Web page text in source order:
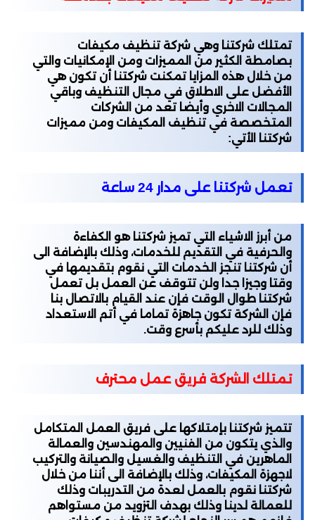
تمتلك شركتنا وهي شركة تنظيف مكيفات
بصامطة الكثير من المميزات ومن الإمكانيات والتي
من خلال هذه المزايا تمكنت شركتنا أن تكون هي
الأفضل على الاطلاق في مجال التنظيف وباقي
المجالات الاخري وأيضا تعد من الشركات
المتخصصة في تنظيف المكيفات ومن مميزات
شركتنا الأتي:
تعمل شركتنا على مدار 24 ساعة
من أبرز الاشياء التي تميز شركتنا هو الكفاءة
والحرفية في التقديم للخدمات، وذلك بالإضافة الى
أن شركتنا تنجز الخدمات التي نقوم بتقديمها في
وقتا وجيزا جدا ولن تتوقف عن العمل بل تعمل
شركتنا طوال الوقت فإن عند القيام بالاتصال بنا
فإن الشركة تكون جاهزة تماما في أتم الاستعداد
وذلك للرد عليكم بأسرع وقت.
تمتلك الشركة فريق عمل محترف
تتميز شركتنا بإمتلاكها على فريق العمل المتكامل
والذي يتكون من الفنيين والمهندسين والعمالة
الماهرين في التنظيف والغسيل والصيانة والتركيب
لاجهزة المكيفات، وذلك بالإضافة الى أننا من خلال
شركتنا نقوم بالعمل لعدة من التدريبات وذلك
للعمالة لدينا وذلك بهدف التزويد من مستواهم